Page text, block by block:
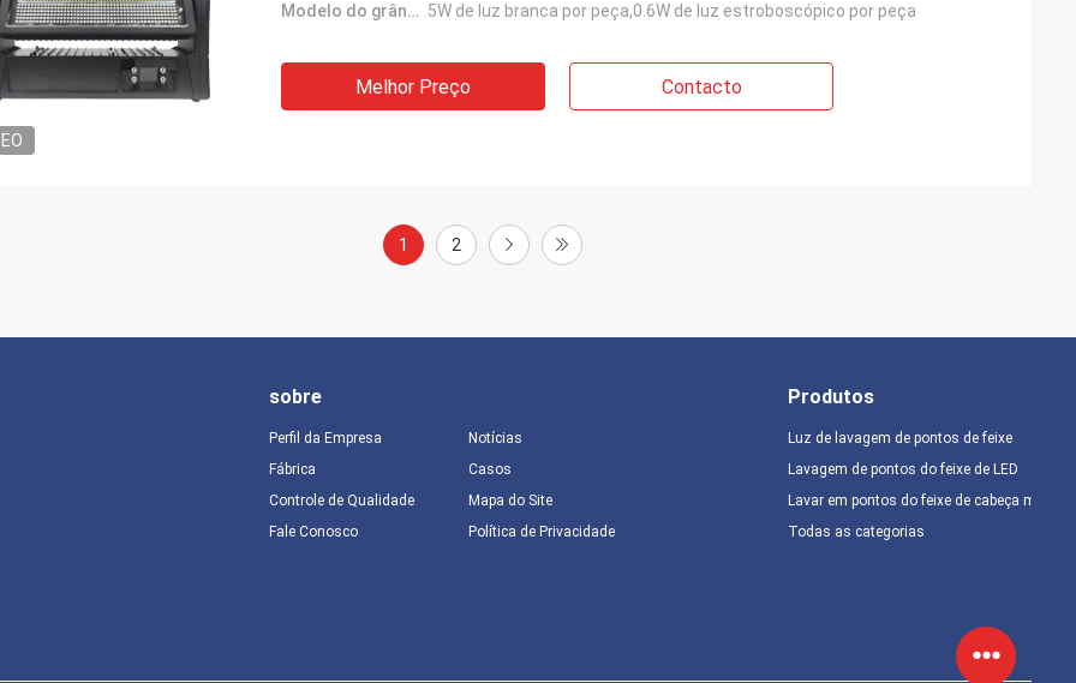
Modelo do grânulo da lâmpada: 5W de luz branca por peça,0.6W de luz estroboscópico por peça
Melhor Preço Contacto
1 2
sobre
Perfil da Empresa
Fábrica
Controle de Qualidade
Fale Conosco
Notícias
Casos
Mapa do Site
Política de Privacidade
Produtos
Luz de lavagem de pontos de feixe
Lavagem de pontos do feixe de LED
Lavar em pontos do feixe de cabeça móvel
Todas as categorias